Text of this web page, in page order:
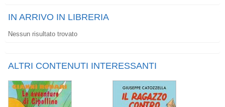
IN ARRIVO IN LIBRERIA
Nessun risultato trovato
ALTRI CONTENUTI INTERESSANTI